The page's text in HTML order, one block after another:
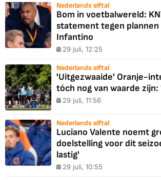
Nederlands elftal
Bom in voetbalwereld:
statement tegen plannen
Infantino
29 juli, 12:25
Nederlands elftal
'Uitgezwaaide' Oranje-
tóch nog van waarde zijn:
29 juli, 11:56
Nederlands elftal
Luciano Valente noemt
doelstelling voor dit
lastig'
29 juli, 10:55